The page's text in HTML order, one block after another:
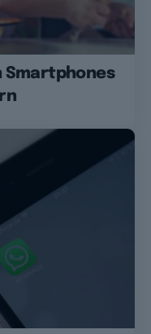
Smartphones